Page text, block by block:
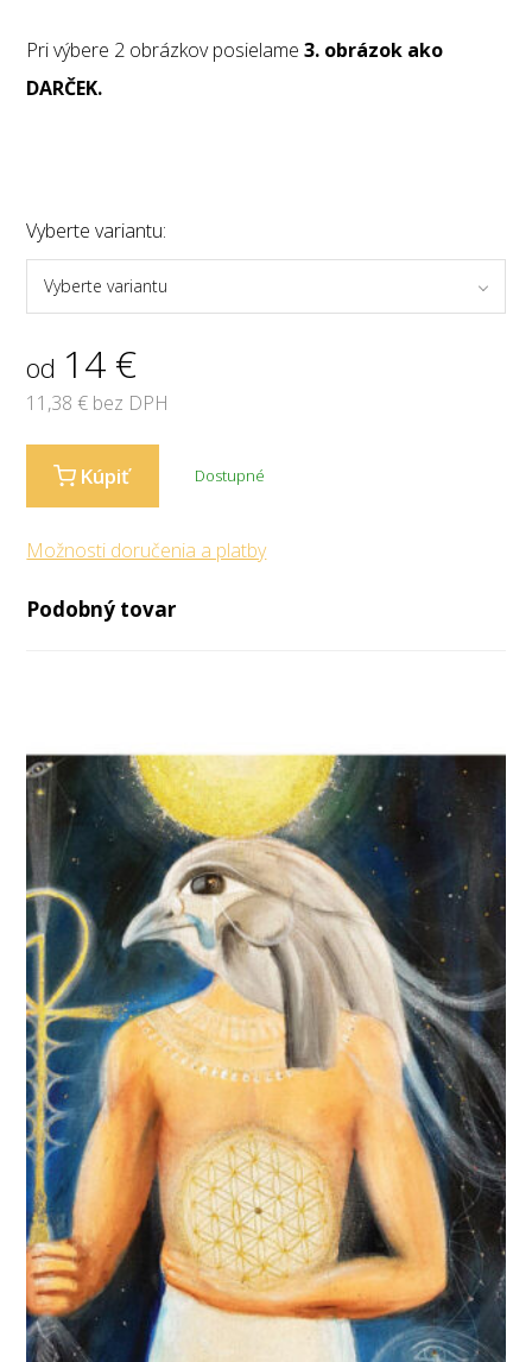
Pri výbere 2 obrázkov posielame3. obrázok ako
DARČEK.
Vyberte variantu:
Vyberte variantu
od 14 €
11,38 € bez DPH
Kúpiť Dostupné
Možnosti doručenia a platby
Podobný tovar